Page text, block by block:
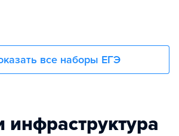
все наборы ЕГЭ
инфраструктура